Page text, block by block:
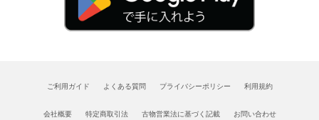
ご利用ガイド よくある質問 プライバシーポリシー 利用規約
会社概要 特定商取引法 古物営業法に基づく記載 お問い合わせ